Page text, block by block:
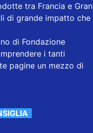
tra Francia e Gran
di grande impatto che
di Fondazione
i tanti
pagine un mezzo di